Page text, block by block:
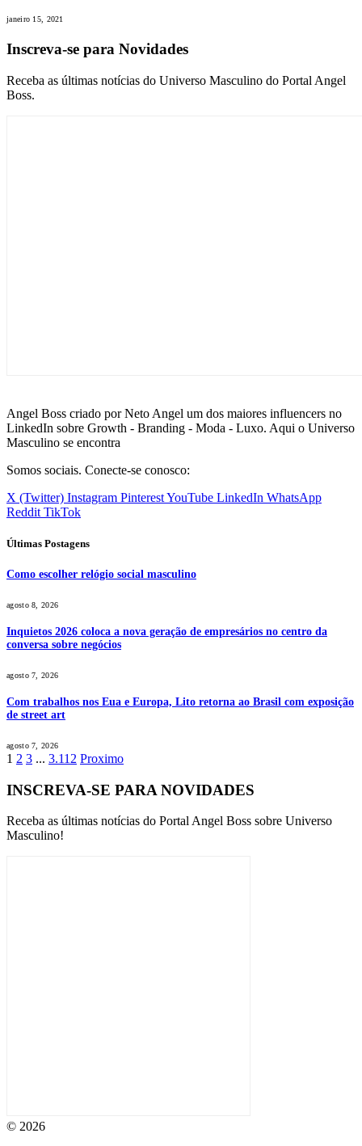
janeiro 15, 2021
Inscreva-se para Novidades
Receba as últimas notícias do Universo Masculino do Portal Angel
Boss.
Angel Boss criado por Neto Angel um dos maiores influencers no
LinkedIn sobre Growth - Branding - Moda - Luxo. Aqui o Universo
Masculino se encontra
Somos sociais. Conecte-se conosco:
X (Twitter) Instagram PinterestYouTube LinkedIn WhatsApp
Reddit TikTok
Últimas Postagens
Como escolher relógio social masculino
agosto 8, 2026
Inquietos 2026 coloca a nova geração de empresários no centro da
conversa sobre negócios
agosto 7, 2026
Com trabalhos nos Eua e Europa, Lito retorna ao Brasil com exposição
de street art
agosto 7, 2026
1 2 3 ... 3.112 Proximo
INSCREVA-SE PARA NOVIDADES
Receba as últimas notícias do Portal Angel Boss sobre Universo
Masculino!
© 2026